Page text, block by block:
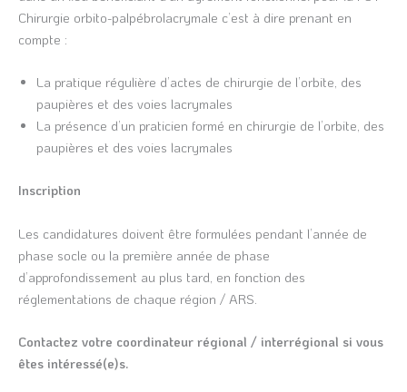
Chirurgie orbito-palpébrolacrymale c’est à dire prenant en
compte :
La pratique régulière d’actes de chirurgie de l’orbite, des
paupières et des voies lacrymales
La présence d’un praticien formé en chirurgie de l’orbite, des
paupières et des voies lacrymales
Inscription
Les candidatures doivent être formulées pendant l’année de
phase socle ou la première année de phase
d’approfondissement au plus tard, en fonction des
réglementations de chaque région / ARS.
Contactez votre coordinateur régional / interrégional si vous
êtes intéressé(e)s.